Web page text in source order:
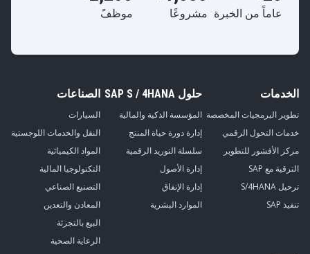
عاماً من الخبرة مشروعًا موظفً
الخدمات
تطوير البرمجيات المخصصة
خدمات التحول الرقمي
مركز الأفشور للتطوير
الترقية مع SAP
ترحيل S/4HANA
تنفيذ SAP
حلول SAP S / 4HANA
المؤسسة الذكية والمالية
إدارة دورة حياة المنتج
سلسلة التوريد الرقمية
إدارة الأصول
إدارة الإنفاق
الموارد البشرية
الصناعات
السيارات
النقل والخدمات اللوجستية
المواد الكيميائية
التكنولوجيا المالية
التصنيع الصناعي
المعادن والتعدين
البيع بالتجزئة
الرعاية الصحية